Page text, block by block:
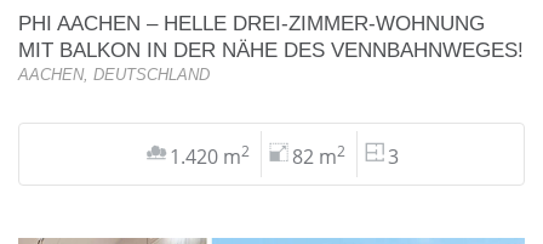
PHI AACHEN – HELLE DREI-ZIMMER-WOHNUNG
MIT BALKON IN DER NÄHE DES VENNBAHNWEGES!
AACHEN, DEUTSCHLAND
1.420 m2 82 m2 3